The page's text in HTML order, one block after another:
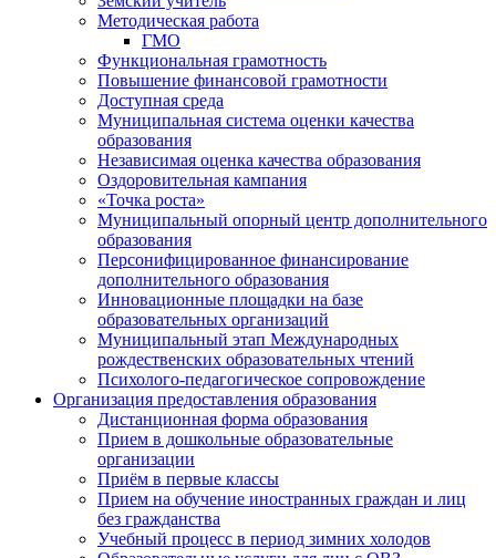
Методическая работа
ГМО
Функциональная грамотность
Повышение финансовой грамотности
Доступная среда
Муниципальная система оценки качества
образования
Независимая оценка качества образования
Оздоровительная кампания
«Точка роста»
Муниципальный опорный центр дополнительного
образования
Персонифицированное финансирование
дополнительного образования
Инновационные площадки на базе
образовательных организаций
Муниципальный этап Международных
рождественских образовательных чтений
Психолого-педагогическое сопровождение
Организация предоставления образования
Дистанционная форма образования
Прием в дошкольные образовательные
организации
Приём в первые классы
Прием на обучение иностранных граждан и лиц
без гражданства
Учебный процесс в период зимних холодов